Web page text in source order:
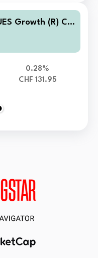
Growth (R) CH
0.28%
CHF 131.95